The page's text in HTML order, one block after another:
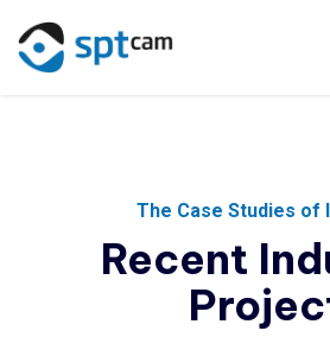
The Case Studies of
Recent